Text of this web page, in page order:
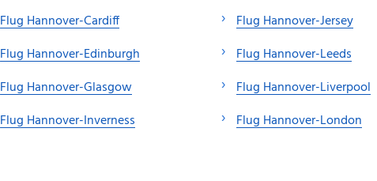
Flug Hannover-Cardiff
Flug Hannover-Edinburgh
Flug Hannover-Glasgow
Flug Hannover-Inverness
Flug Hannover-Jersey
Flug Hannover-Leeds
Flug Hannover-Liverpool
Flug Hannover-London